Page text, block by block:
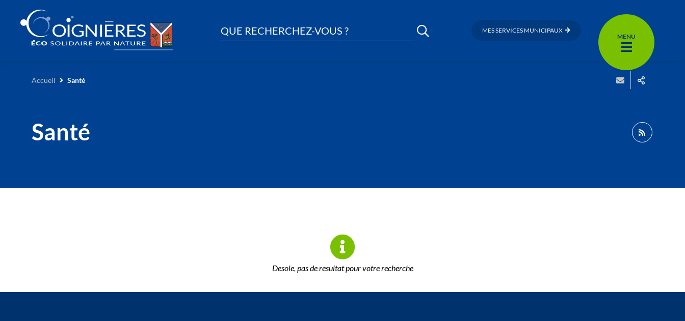
QUE RECHERCHEZ-VOUS ? MES SERVICES MUNICIPAUX
MENU
Accueil Santé
Santé
Desole, pas de resultat pour votre recherche